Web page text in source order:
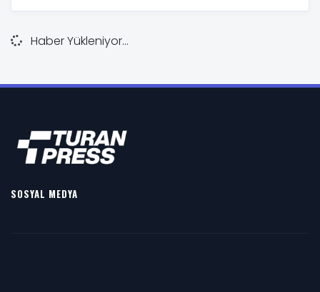
Haber Yükleniyor...
SOSYAL MEDYA